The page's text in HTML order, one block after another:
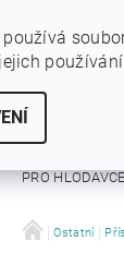
PRO
DEZINFEKCE A
Ostatní
používá